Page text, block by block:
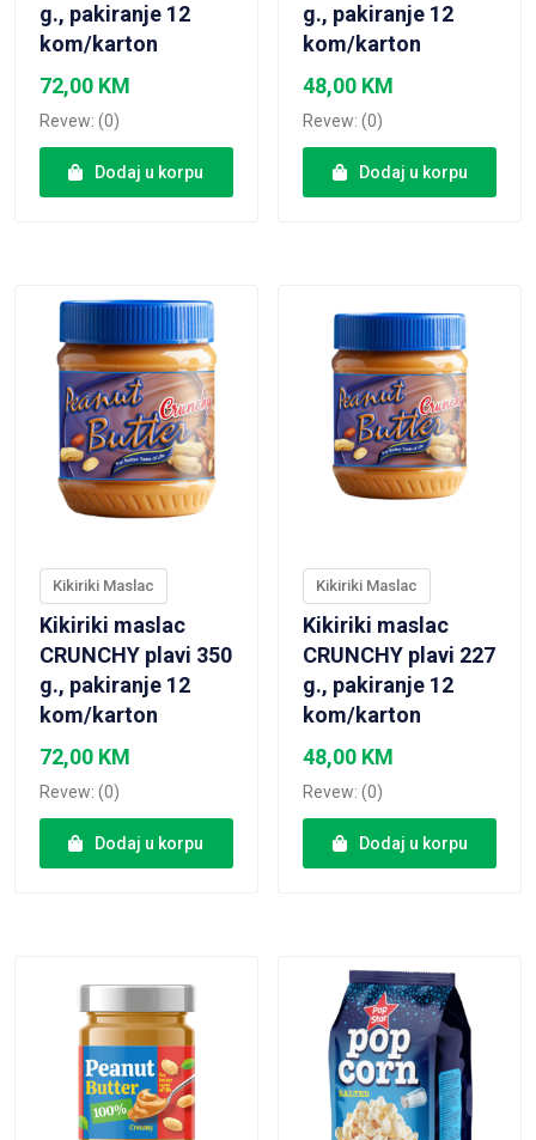
g., pakiranje 12
kom/karton
72,00 KM
Revew: (0)
Dodaj u korpu
g., pakiranje 12
kom/karton
48,00 KM
Revew: (0)
Dodaj u korpu
Kikiriki Maslac
Kikiriki maslac
CRUNCHY plavi 350
g., pakiranje 12
kom/karton
72,00 KM
Revew: (0)
Dodaj u korpu
Kikiriki Maslac
Kikiriki maslac
CRUNCHY plavi 227
g., pakiranje 12
kom/karton
48,00 KM
Revew: (0)
Dodaj u korpu